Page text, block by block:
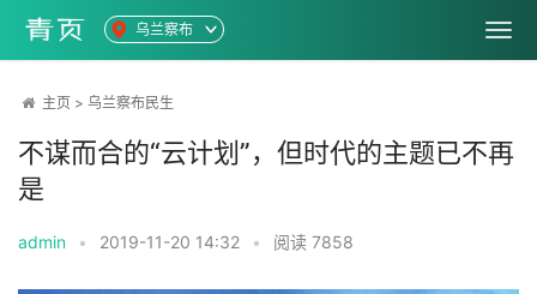
乌兰察布
主页 > 乌兰察布民生
不谋而合的“云计划”，但时代的主题已不再
是
admin • 2019-11-20 14:32 • 阅读 7858